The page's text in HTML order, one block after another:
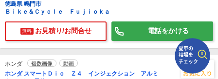
徳島県 鳴門市
Ｂｉｋｅ＆Ｃｙｃｌｅ Ｆｕｊｉｏｋａ
無料 お見積り/お問合せ 電話をかける
ホンダ 複数画像 動画
ホンダ スマートＤｉｏ Ｚ４ インジェクション アルミ